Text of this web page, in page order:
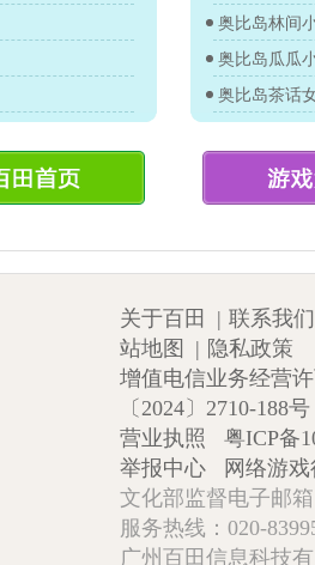
奥比岛林间
奥比岛瓜瓜
奥比岛茶话
关于百田 | 联系我们
站地图
| 隐私政策
增值电信业务经营
〔2024〕2710-188号
营业执照
粤ICP备
举报中心
网络游
文化部监督电子邮
服务热线：020-
广州百田信息科技